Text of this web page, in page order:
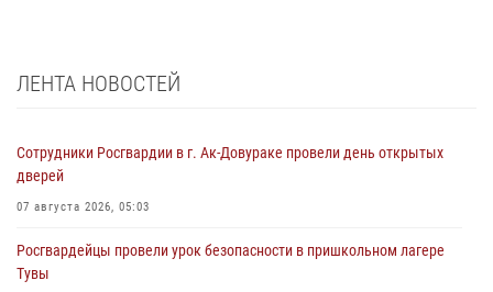
ЛЕНТА НОВОСТЕЙ
Сотрудники Росгвардии в г. Ак-Довураке провели день открытых
дверей
07 августа 2026, 05:03
Росгвардейцы провели урок безопасности в пришкольном лагере
Тувы